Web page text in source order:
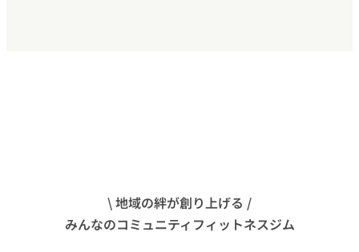
\ 地域の絆が創り上げる /
みんなのコミュニティフィットネスジム